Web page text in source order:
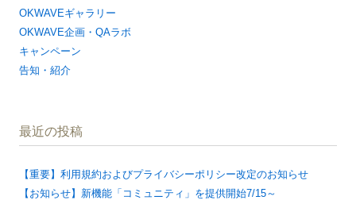
OKWAVEギャラリー
OKWAVE企画・QAラボ
キャンペーン
告知・紹介
最近の投稿
【重要】利用規約およびプライバシーポリシー改定のお知らせ
【お知らせ】新機能「コミュニティ」を提供開始7/15～